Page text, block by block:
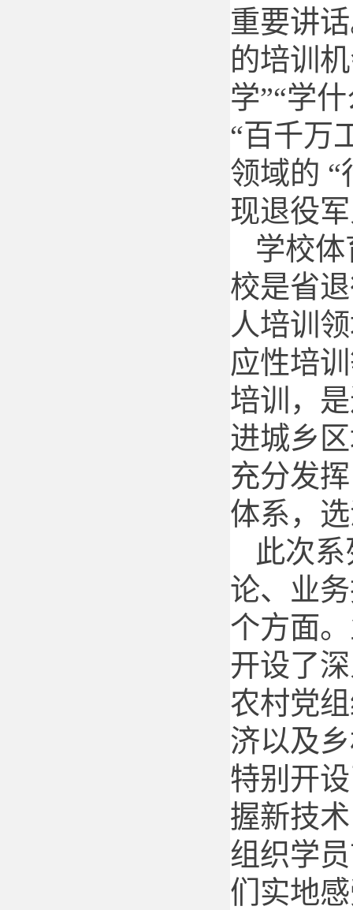
重要讲
的培训
学”“学
“百千万
领域的
现退役
学校
校是省
人培训
应性培
培训，
进城乡
充分发
体系，
此次
论、业
个方面
开设了
农村党
济以及
特别开
握新技
组织学
们实地